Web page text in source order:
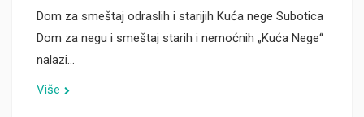
Dom za smeštaj odraslih i starijih Kuća nege Subotica
Dom za negu i smeštaj starih i nemoćnih „Kuća Nege“
nalazi…
Više